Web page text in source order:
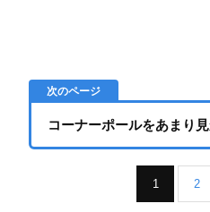
コーナーポールをあまり
1 2